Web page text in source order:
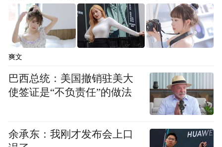
爽文
巴西总统：美国撤销驻美大
使签证是“不负责任”的做法
余承东：我刚才发布会上口